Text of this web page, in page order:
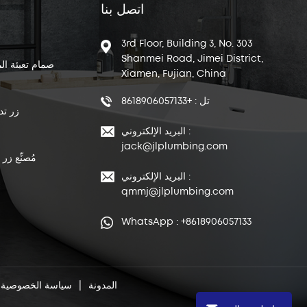
صمام تعبئة
زر
مُصنِّع زر
اتصل بنا
3rd Floor, Building 3, No. 303
Shanmei Road, Jimei District,
Xiamen, Fujian, China
تل : +8618906057133
البريد الإلكتروني :
jack@jlplumbing.com
البريد الإلكتروني :
qmmj@jlplumbing.com
WhatsApp : +8618906057133
المدونة سياسة الخصوصية